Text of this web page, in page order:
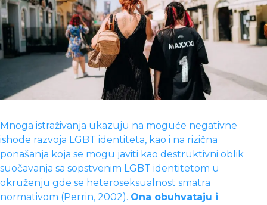
Mnoga istraživanja ukazuju na moguće negativne
ishode razvoja LGBT identiteta, kao i na rizična
ponašanja koja se mogu javiti kao destruktivni oblik
suočavanja sa sopstvenim LGBT identitetom u
okruženju gde se heteroseksualnost smatra
normativom (Perrin, 2002). Ona obuhvataju i